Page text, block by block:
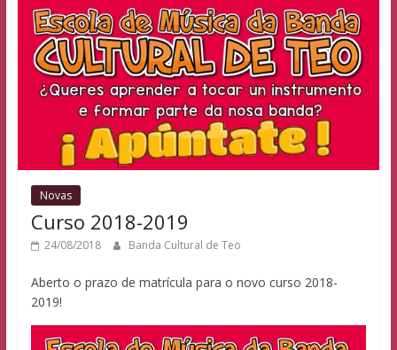
Novas
Curso 2018-2019
24/08/2018 Banda Cultural de Teo
Aberto o prazo de matrícula para o novo curso 2018-
2019!